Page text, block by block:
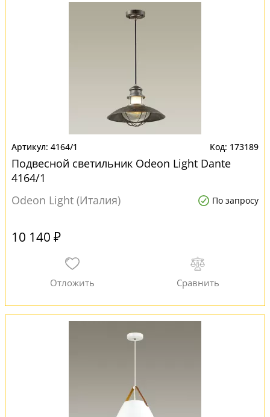
4164/1 173189
Подвесной светильник Odeon Light Dante
4164/1
Odeon Light (Италия)
По запросу
10 140 ₽